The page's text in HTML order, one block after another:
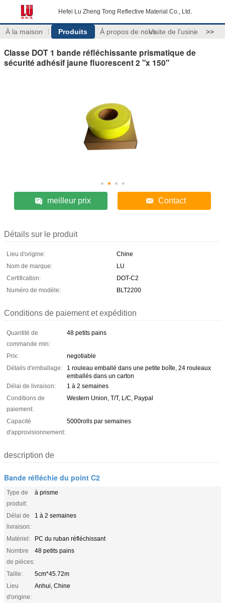
Hefei Lu Zheng Tong Reflective Material Co., Ltd.
À la maison Produits À propos de nousVisite de l'usine >>
Classe DOT 1 bande réfléchissante prismatique de
sécurité adhésif jaune fluorescent 2 "x 150"
meilleur prix Contact
Détails sur le produit
Lieu d'origine:
Chine
Nom de marque:
LU
Certification:
DOT-C2
Numéro de modèle:
BLT2200
Conditions de paiement et expédition
Quantité de
commande min:
48 petits pains
Prix:
negotiable
Détails d'emballage:
1 rouleau emballé dans une petite boîte, 24 rouleaux
emballés dans un carton
Délai de livraison:
1 à 2 semaines
Conditions de
paiement:
Western Union, T/T, L/C, Paypal
Capacité
d'approvisionnement:
5000rolls par semaines
description de
Bande réfléchie du point C2
Type de
produit:
à prisme
Délai de
livraison:
1 à 2 semaines
Matériel:
PC du ruban réfléchissant
Nombre
de pièces:
48 petits pains
Taille:
5cm*45.72m
Lieu
d'origine:
Anhui, Chine